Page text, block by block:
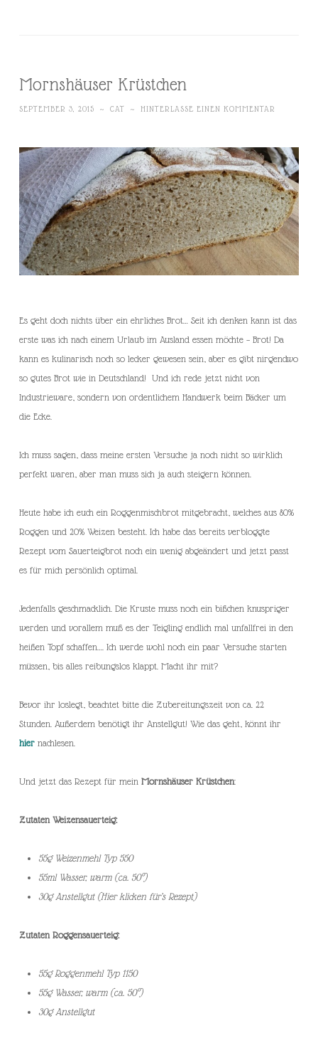
Mornshäuser Krüstchen
SEPTEMBER 3, 2015 ~ CAT ~ HINTERLASSE EINEN KOMMENTAR
Es geht doch nichts über ein ehrliches Brot… Seit ich denken kann ist das
erste was ich nach einem Urlaub im Ausland essen möchte – Brot! Da
kann es kulinarisch noch so lecker gewesen sein, aber es gibt nirgendwo
so gutes Brot wie in Deutschland! Und ich rede jetzt nicht von
Industrieware, sondern von ordentlichem Handwerk beim Bäcker um
die Ecke.
Ich muss sagen, dass meine ersten Versuche ja noch nicht so wirklich
perfekt waren, aber man muss sich ja auch steigern können.
Heute habe ich euch ein Roggenmischbrot mitgebracht, welches aus 80%
Roggen und 20% Weizen besteht. Ich habe das bereits verbloggte
Rezept vom Sauerteigbrot noch ein wenig abgeändert und jetzt passt
es für mich persönlich optimal.
Jedenfalls geschmacklich. Die Kruste muss noch ein bißchen knuspriger
werden und vorallem muß es der Teigling endlich mal unfallfrei in den
heißen Topf schaffen…. Ich werde wohl noch ein paar Versuche starten
müssen, bis alles reibungslos klappt. Macht ihr mit?
Bevor ihr loslegt, beachtet bitte die Zubereitungszeit von ca. 22
Stunden. Außerdem benötigt ihr Anstellgut! Wie das geht, könnt ihr
hier nachlesen.
Und jetzt das Rezept für mein Mornshäuser Krüstchen:
Zutaten Weizensauerteig:
55g Weizenmehl Typ 550
55ml Wasser, warm (ca. 50°)
30g Anstellgut (Hier klicken für’s Rezept)
Zutaten Roggensauerteig:
55g Roggenmehl Typ 1150
55g Wasser, warm (ca. 50°)
30g Anstellgut